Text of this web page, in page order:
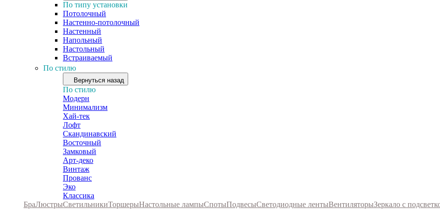
По типу установки
Потолочный
Настенно-потолочный
Настенный
Напольный
Настольный
Встраиваемый
По стилю
Вернуться назад
По стилю
Модерн
Минимализм
Хай-тек
Лофт
Скандинавский
Восточный
Замковый
Арт-деко
Винтаж
Прованс
Эко
Классика
БраЛюстрыСветильникиТоршерыНастольные лампыСпотыПодвесыСветодиодные лентыВентиляторыЗеркало с